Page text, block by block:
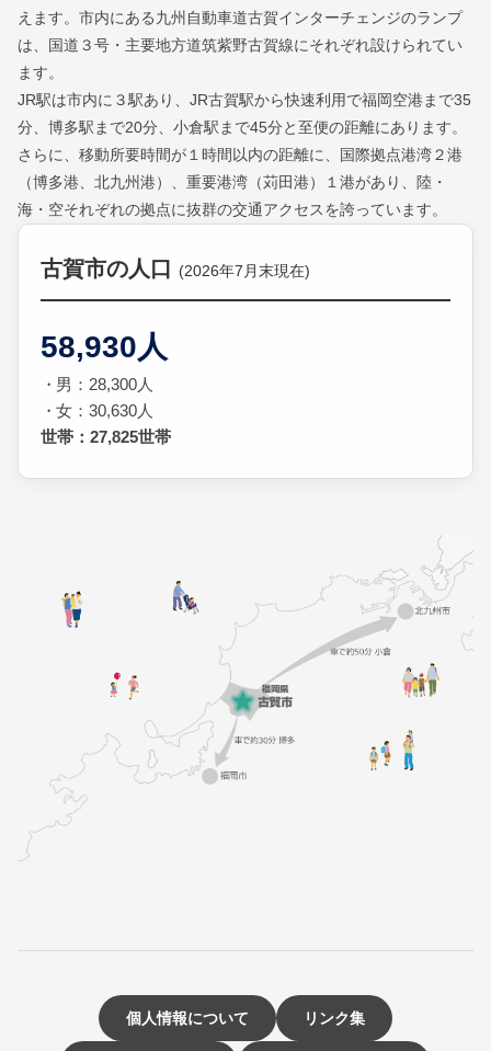
えます。市内にある九州自動車道古賀インターチェンジのランプ
は、国道３号・主要地方道筑紫野古賀線にそれぞれ設けられてい
ます。
JR駅は市内に３駅あり、JR古賀駅から快速利用で福岡空港まで35
分、博多駅まで20分、小倉駅まで45分と至便の距離にあります。
さらに、移動所要時間が１時間以内の距離に、国際拠点港湾２港
（博多港、北九州港）、重要港湾（苅田港）１港があり、陸・
海・空それぞれの拠点に抜群の交通アクセスを誇っています。
古賀市の人口 (2026年7月末現在)
58,930人
男：28,300人
女：30,630人
世帯：27,825世帯
個人情報について リンク集